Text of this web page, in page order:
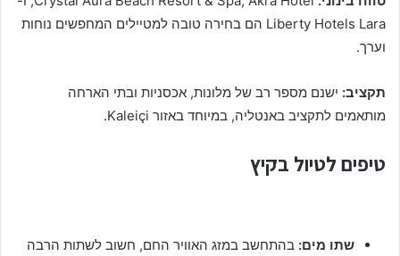
Liberty Hotels Lara הם בחירה טובה למטיילים המחפשים נוחות
וערך.
תקציב: ישנם מספר רב של מלונות, אכסניות ובתי הארחה
מותאמים לתקציב באנטליה, במיוחד באזור Kaleiçi.
טיפים לטיול בקיץ
שתו מים: בהתחשב במזג האוויר החם, חשוב לשתות הרבה